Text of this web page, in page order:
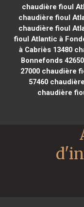
chaudière fioul
chaudière fioul
chaudière fioul
fioul Atlantic à
à Cabriès 13480
Bonnefonds 42650
27000chaudière
57460
chaudière